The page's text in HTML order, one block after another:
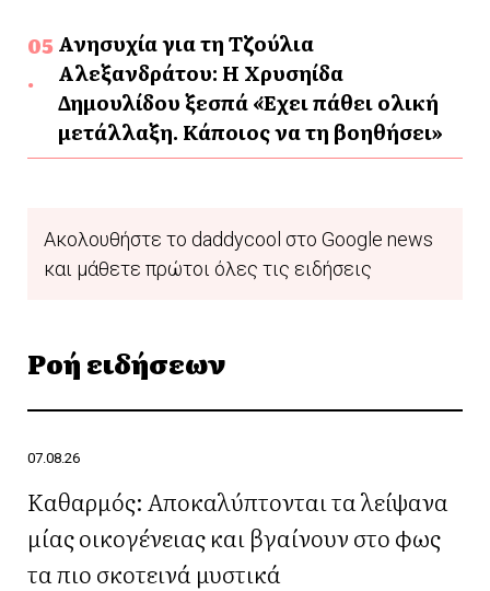
Ανησυχία για τη Τζούλια
Αλεξανδράτου: Η Χρυσηίδα
Δημουλίδου ξεσπά «Έχει πάθει ολική
μετάλλαξη. Κάποιος να τη βοηθήσει»
Ακολουθήστε το daddycool στο Google news
και μάθετε πρώτοι όλες τις ειδήσεις
Ροή ειδήσεων
07.08.26
Καθαρμός: Αποκαλύπτονται τα λείψανα
μίας οικογένειας και βγαίνουν στο φως
τα πιο σκοτεινά μυστικά